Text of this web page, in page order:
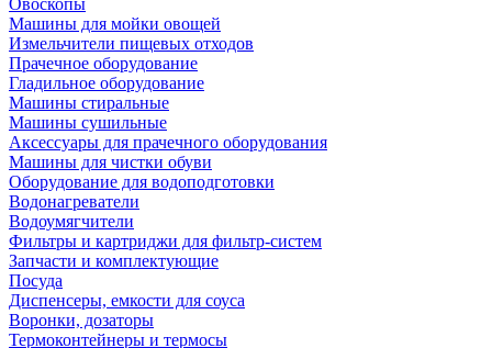
Овоскопы
Машины для мойки овощей
Измельчители пищевых отходов
Прачечное оборудование
Гладильное оборудование
Машины стиральные
Машины сушильные
Аксессуары для прачечного оборудования
Машины для чистки обуви
Оборудование для водоподготовки
Водонагреватели
Водоумягчители
Фильтры и картриджи для фильтр-систем
Запчасти и комплектующие
Посуда
Диспенсеры, емкости для соуса
Воронки, дозаторы
Термоконтейнеры и термосы